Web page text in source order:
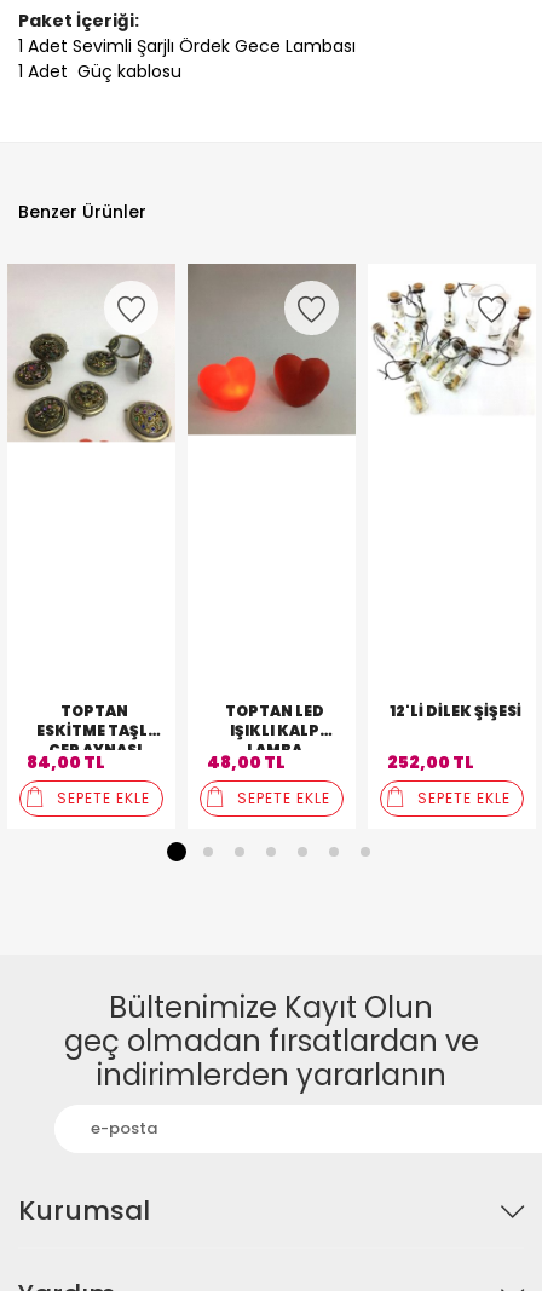
Paket İçeriği:
1 Adet Sevimli Şarjlı Ördek Gece Lambası
1 Adet Güç kablosu
Benzer Ürünler
TOPTAN
ESKITME TAŞLI
CEP AYNASI
84,00 TL
SEPETE EKLE
TOPTAN LED
IŞIKLI KALP
LAMBA
48,00 TL
SEPETE EKLE
12'LI DILEK ŞIŞESI
252,00 TL
SEPETE EKLE
2 3 4 5 6 7
Bültenimize Kayıt Olun
geç olmadan fırsatlardan ve
indirimlerden yararlanın
Kurumsal